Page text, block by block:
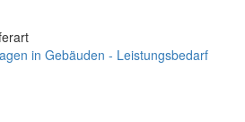
in Gebäuden - Leistungsbedarf